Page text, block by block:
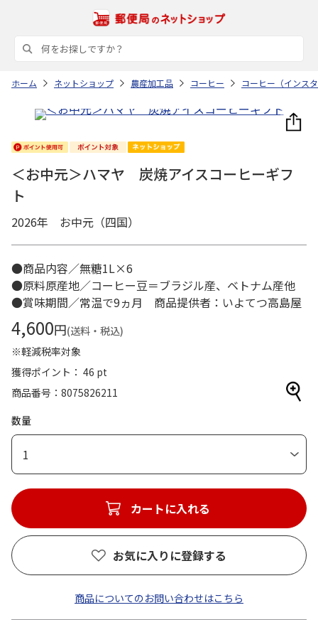
ホーム ネットショップ 農産加工品 コーヒー コーヒー（インス
＜お中元＞ハマヤ 炭焼アイスコーヒーギフ
ト
2026年 お中元（四国）
●商品内容／無糖1L×6
●原料原産地／コーヒー豆＝ブラジル産、ベトナム産他
●賞味期間／常温で9ヵ月 商品提供者：いよてつ高島屋
4,600円(送料・税込)
※軽減税率対象
獲得ポイント： 46 pt
商品番号
8075826211
数量
1
カートに入れる
お気に入りに登録する
商品についてのお問い合わせはこちら